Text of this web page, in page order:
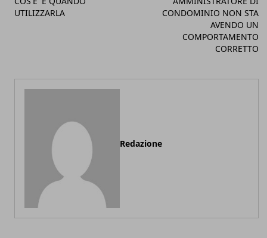
UTILIZZARLA
CONDOMINIO NON STA
AVENDO UN
COMPORTAMENTO
CORRETTO
Redazione